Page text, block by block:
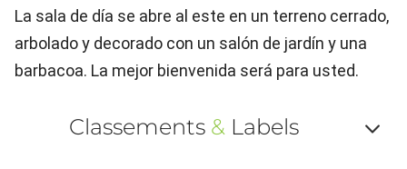
La sala de día se abre al este en un terreno cerrado,
arbolado y decorado con un salón de jardín y una
barbacoa. La mejor bienvenida será para usted.
Classements &Labels